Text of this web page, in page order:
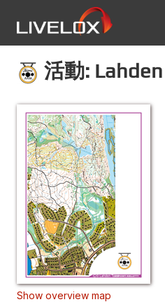
活動:
Show overview map